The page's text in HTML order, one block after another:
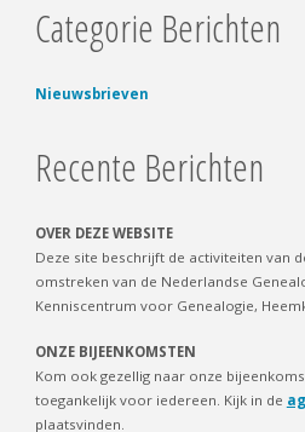
Categorie Berichten
Nieuwsbrieven
Recente Berichten
OVER DEZE WEBSITE
Deze site beschrijft de activiteiten van
omstreken van de Nederlandse
Kenniscentrum voor Genealogie,
ONZE BIJEENKOMSTEN
Kom ook gezellig naar onze
toegankelijk voor iedereen. Kijk in de
plaatsvinden.